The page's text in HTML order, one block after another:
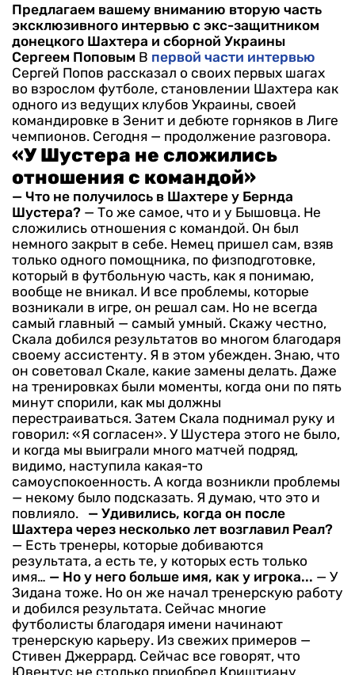
Предлагаем вашему вниманию вторую часть
эксклюзивного интервью с экс-защитником
донецкого Шахтера и сборной Украины
Сергеем Поповым В первой части интервью
Сергей Попов рассказал о своих первых шагах
во взрослом футболе, становлении Шахтера как
одного из ведущих клубов Украины, своей
командировке в Зенит и дебюте горняков в Лиге
чемпионов. Сегодня — продолжение разговора.
«У Шустера не сложились
отношения с командой»
— Что не получилось в Шахтере у Бернда
Шустера? — То же самое, что и у Бышовца. Не
сложились отношения с командой. Он был
немного закрыт в себе. Немец пришел сам, взяв
только одного помощника, по физподготовке,
который в футбольную часть, как я понимаю,
вообще не вникал. И все проблемы, которые
возникали в игре, он решал сам. Но не всегда
самый главный — самый умный. Скажу честно,
Скала добился результатов во многом благодаря
своему ассистенту. Я в этом убежден. Знаю, что
он советовал Скале, какие замены делать. Даже
на тренировках были моменты, когда они по пять
минут спорили, как мы должны
перестраиваться. Затем Скала поднимал руку и
говорил: «Я согласен». У Шустера этого не было,
и когда мы выиграли много матчей подряд,
видимо, наступила какая-то
самоуспокоенность. А когда возникли проблемы
— некому было подсказать. Я думаю, что это и
повлияло.
— Удивились, когда он после
Шахтера через несколько лет возглавил Реал?
— Есть тренеры, которые добиваются
результата, а есть те, у которых есть только
имя… — Но у него больше имя, как у игрока... — У
Зидана тоже. Но он же начал тренерскую работу
и добился результата. Сейчас многие
футболисты благодаря имени начинают
тренерскую карьеру. Из свежих примеров —
Стивен Джеррард. Сейчас все говорят, что
Ювентус не столько приобрел Криштиану